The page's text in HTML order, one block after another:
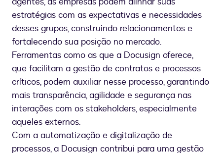
estratégias com as expectativas e necessidades
desses grupos, construindo relacionamentos e
fortalecendo sua posição no mercado.
Ferramentas como as que a Docusign oferece,
que facilitam a gestão de contratos e processos
críticos, podem auxiliar nesse processo, garantindo
mais transparência, agilidade e segurança nas
interações com os stakeholders, especialmente
aqueles externos.
Com a automatização e digitalização de
processos, a Docusign contribui para uma gestão